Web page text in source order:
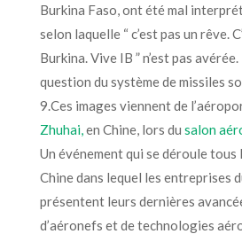
Burkina Faso, ont été mal
selon laquelle “ c’est pas un rêve.
Burkina. Vive IB ” n’est pas
question du système de missiles
9.Ces images viennentde
Zhuhai,en Chine, lors du salon
Un événement qui se déroule tous
Chine dans lequel les entreprises
présentent leurs dernières
d’aéronefs et de technologies